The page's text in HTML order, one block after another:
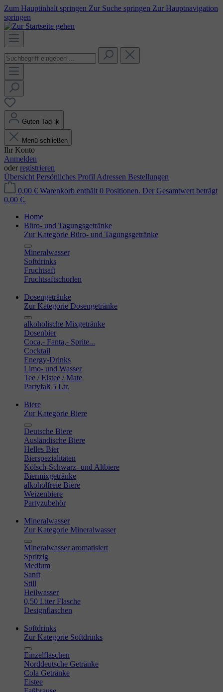
Zum Hauptinhalt springen Zur Suche springen Zur Hauptnavigation
springen
Guten Tag ☀️
Menü schließen
Ihr Konto
Anmelden
oder registrieren
Übersicht Persönliches Profil Adressen Bestellungen
0,00 € Warenkorb enthält 0 Positionen. Der Gesamtwert beträgt
0,00 €.
Home
Büro- und Tagungsgetränke
Zur Kategorie Büro- und Tagungsgetränke
Mineralwasser
Softdrinks
Fruchtsaft
Fruchtsaftschorlen
Dosengetränke
Zur Kategorie Dosengetränke
alkoholische Mixgetränke
Dosenbier
Coca,- Fanta,- Sprite...
Cocktail
Energy-Drinks
Limo- und Wasser
Tee / Eistee / Mate
Partyfaß 5 Ltr.
Biere
Zur Kategorie Biere
Deutsche Biere
Ausländische Biere
Helles Bier
Bierspezialitäten
Kölsch-Schwarz- und Altbiere
Biermixgetränke
alkoholfreie Biere
Weizenbiere
Partyzubehör
Mineralwasser
Zur Kategorie Mineralwasser
Mineralwasser aromatisiert
Spritzig
Medium
Sanft
Still
Heilwasser
0,50 Liter Flasche
Designflaschen
Softdrinks
Zur Kategorie Softdrinks
Einzelflaschen
Norddeutsche Getränke
Cola Getränke
Eistee